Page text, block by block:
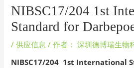
NIBSC17/204 1st
Standard for
/供应信息 / 作者： 深圳德博瑞生物
NIBSC17/204 1st International